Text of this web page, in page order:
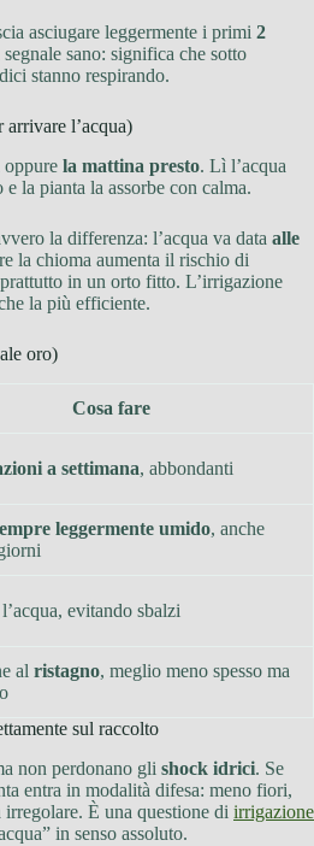
asciugare leggermente i primi 2
sano: significa che sotto
stanno respirando.
l’acqua)
oppure la mattina presto. Lì l’acqua
la pianta la assorbe con calma.
la differenza: l’acqua va data alle
la chioma aumenta il rischio di
in un orto fitto. L’irrigazione
la più efficiente.
oro)
Cosa fare
a settimana, abbondanti
leggermente umido, anche
evitando sbalzi
al ristagno, meglio meno spesso ma
sul raccolto
non perdonano gli shock idrici. Se
entra in modalità difesa: meno fiori,
È una questione di irrigazione
in senso assoluto.